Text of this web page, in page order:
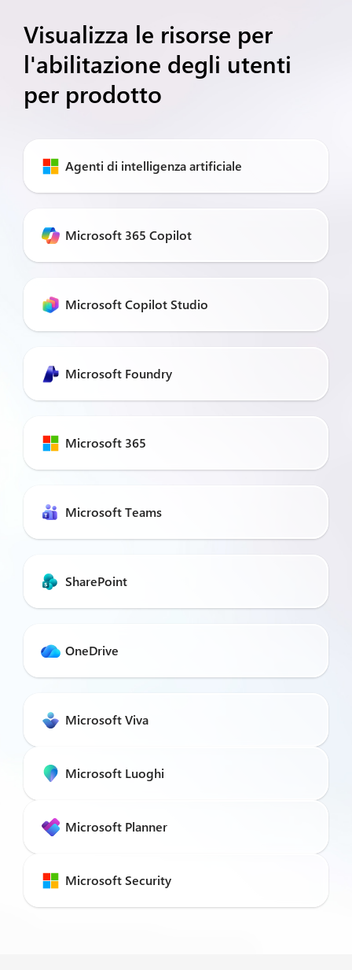
Visualizza le risorse per
l'abilitazione degli utenti
per prodotto
Agenti di intelligenza artificiale
Microsoft 365 Copilot
Microsoft Copilot Studio
Microsoft Foundry
Microsoft 365
Microsoft Teams
SharePoint
OneDrive
Microsoft Viva
Microsoft Luoghi
Microsoft Planner
Microsoft Security